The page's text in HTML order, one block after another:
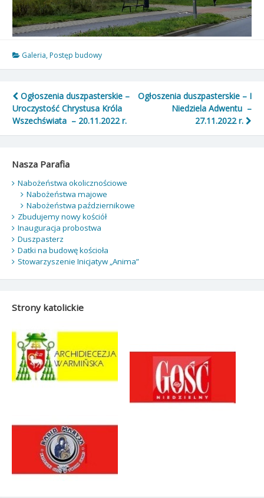
Galeria, Postęp budowy
Nawigacja
wpisu
Ogłoszenia duszpasterskie –
Uroczystość Chrystusa Króla
Wszechświata – 20.11.2022 r.
Ogłoszenia duszpasterskie – I
Niedziela Adwentu –
27.11.2022 r.
Nasza Parafia
Nabożeństwa okolicznościowe
Nabożeństwa majowe
Nabożeństwa październikowe
Zbudujemy nowy kościół
Inauguracja probostwa
Duszpasterz
Datki na budowę kościoła
Stowarzyszenie Inicjatyw „Anima”
Strony katolickie